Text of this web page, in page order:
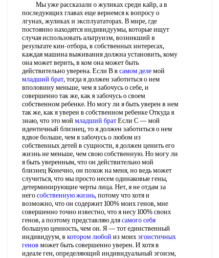
Мы уже рассказали о жуликах среди кайр, а в
последующих главах еще вернемся к вопросу о
лгунах, жуликах и эксплуататорах. В мире, где
постоянно находятся индивидуумы, которые ищут
случая использовать альтруизм, возникший в
результате кин-отбора, в собственных интересах,
каждая машина выживания должна установить, кому
она может верить, в ком она может быть
действительно уверена. Если В в самом делемой
младший брат, тогда я должен заботиться о нем
вполовину меньше, чем я забочусь о себе, и
совершенно так же, как я забочусь о своем
собственном ребенке. Но могу ли я быть уверен в нем
так же, как я уверен в собственном ребенке Откуда я
знаю, что это мой младший братЕсли С — мой
идентичный близнец, то я должен заботиться о нем
вдвое больше, чем я забочусь о любом из
собственных детей в сущности, я должен ценить его
жизнь не меньше, чем свою собственную. Но могу ли
я быть уверенным, что он действительно мой
близнец Конечно, он похож на меня, но ведь может
случиться, что мы просто несем одинаковые гены,
детерминирующие черты лица. Нет, я не отдам за
негособственную жизнь, потому что хотя и
возможно, что он содержит 100% моих генов, мне
совершенно точно известно, что я несу 100% своих
генов, а поэтому представляю длясамого себя
большую ценность, чем он. Я — тот единственный
индивидуум, в котором любой из моихэгоистичных
генов может быть совершенно уверен. И хотя в
идеале ген, определяющий индивидуальный эгоизм,